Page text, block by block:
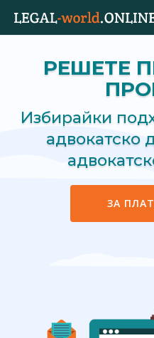
РЕШЕТЕ
Избирайки
адвокатско
ЗА